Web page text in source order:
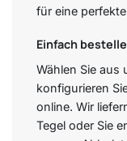
für eine
Einfach
Wählen Sie aus
konfigurieren
online. Wir
Tegel oder Sie